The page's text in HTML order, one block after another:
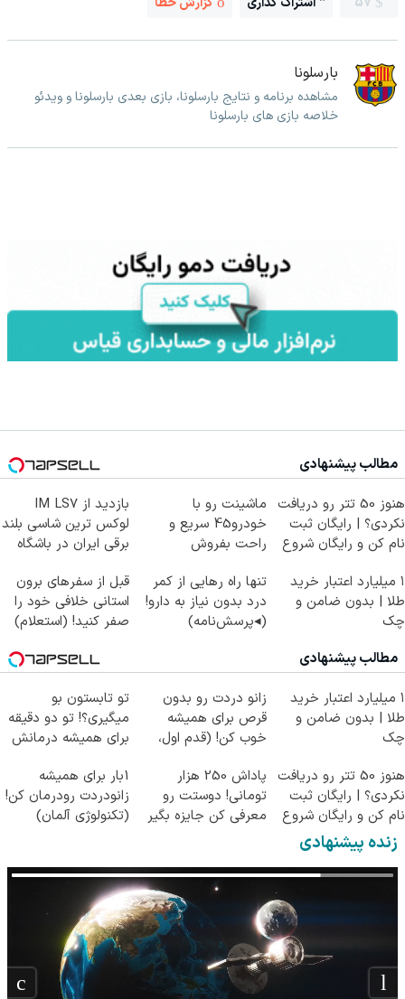
بارسلونا
مشاهده برنامه و نتایج بارسلونا، بازی بعدی بارسلونا و ویدئو
خلاصه بازی های بارسلونا
مطالب پیشنهادی
هنوز 50 تتر رو دریافت
نکردی؟ | رایگان ثبت
نام کن و رایگان شروع
ماشینت رو با
خودرو45 سریع و
راحت بفروش
بازدید از IM LS7
لوکس ترین شاسی بلند
برقی ایران در باشگاه
۱ میلیارد اعتبار خرید
طلا | بدون ضامن و
چک
تنها راه رهایی از کمر
درد بدون نیاز به دارو!
(◂پرسش‌نامه)
قبل از سفرهای برون
استانی خلافی خود را
صفر کنید! (استعلام)
مطالب پیشنهادی
۱ میلیارد اعتبار خرید
طلا | بدون ضامن و
چک
زانو دردت رو بدون
قرص برای همیشه
خوب کن! (قدم اول،
تو تابستون بو
میگیری؟! تو دو دقیقه
برای همیشه درمانش
هنوز 50 تتر رو دریافت
نکردی؟ | رایگان ثبت
نام کن و رایگان شروع
کن!
پاداش 250 هزار
تومانی! دوستت رو
معرفی کن جایزه بگیر
1بار برای همیشه
زانودردت رودرمان کن!
(تکنولوژی آلمان)
زنده پیشنهادی